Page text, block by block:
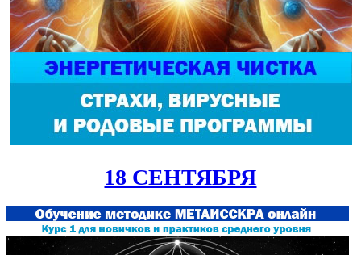
18 СЕНТЯБРЯ